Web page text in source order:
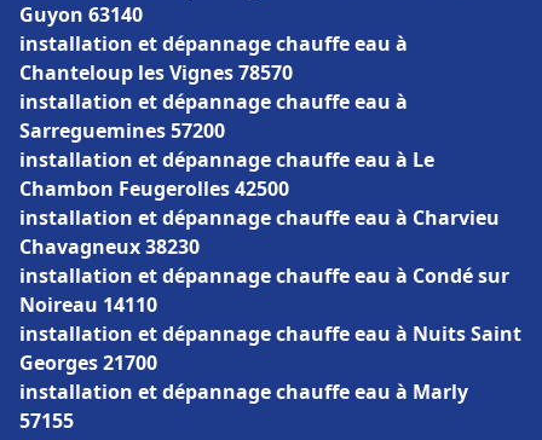
Guyon 63140
installation et dépannage chauffe eau à
Chanteloup les Vignes 78570
installation et dépannage chauffe eau à
Sarreguemines 57200
installation et dépannage chauffe eau à Le
Chambon Feugerolles 42500
installation et dépannage chauffe eau à Charvieu
Chavagneux 38230
installation et dépannage chauffe eau à Condé sur
Noireau 14110
installation et dépannage chauffe eau à Nuits Saint
Georges 21700
installation et dépannage chauffe eau à Marly
57155